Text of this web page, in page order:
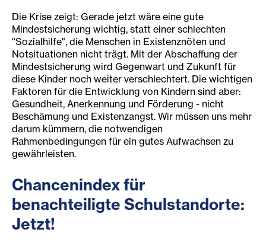
Die Krise zeigt: Gerade jetzt wäre eine gute
Mindestsicherung wichtig, statt einer schlechten
"Sozialhilfe", die Menschen in Existenznöten und
Notsituationen nicht trägt. Mit der Abschaffung der
Mindestsicherung wird Gegenwart und Zukunft für
diese Kinder noch weiter verschlechtert. Die wichtigen
Faktoren für die Entwicklung von Kindern sind aber:
Gesundheit, Anerkennung und Förderung - nicht
Beschämung und Existenzangst. Wir müssen uns mehr
darum kümmern, die notwendigen
Rahmenbedingungen für ein gutes Aufwachsen zu
gewährleisten.
Chancenindex für
benachteiligte Schulstandorte:
Jetzt!